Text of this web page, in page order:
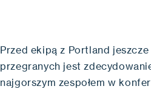
Przed ekipą z Portland
przegranych jest
najgorszym zespołem w